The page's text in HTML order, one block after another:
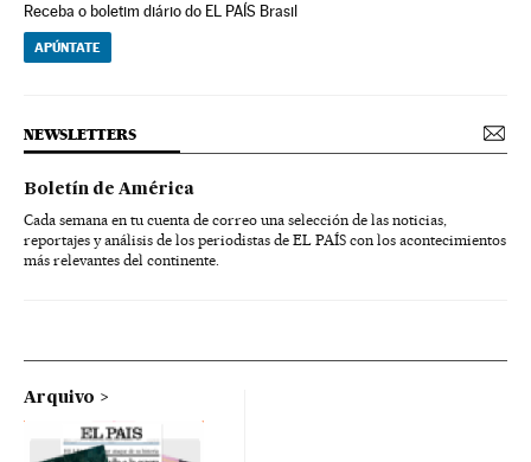
Receba o boletim diário do EL PAÍS Brasil
APÚNTATE
NEWSLETTERS
Boletín de América
Cada semana en tu cuenta de correo una selección de las noticias,
reportajes y análisis de los periodistas de EL PAÍS con los acontecimientos
más relevantes del continente.
Arquivo